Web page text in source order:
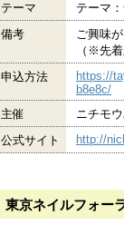
テーマ
テーマ
備考
ご興味
（※先
申込方法
https://
b8e8c/
主催
ニチモ
公式サイト
http://
東京ネイルフォー